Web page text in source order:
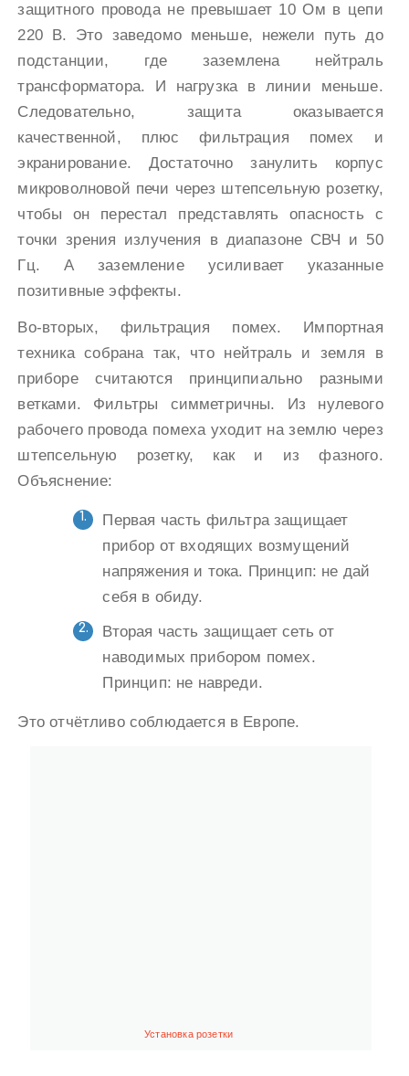
защитного провода не превышает 10 Ом в цепи
220 В. Это заведомо меньше, нежели путь до
подстанции, где заземлена нейтраль
трансформатора. И нагрузка в линии меньше.
Следовательно, защита оказывается
качественной, плюс фильтрация помех и
экранирование. Достаточно занулить корпус
микроволновой печи через штепсельную розетку,
чтобы он перестал представлять опасность с
точки зрения излучения в диапазоне СВЧ и 50
Гц. А заземление усиливает указанные
позитивные эффекты.
Во-вторых, фильтрация помех. Импортная
техника собрана так, что нейтраль и земля в
приборе считаются принципиально разными
ветками. Фильтры симметричны. Из нулевого
рабочего провода помеха уходит на землю через
штепсельную розетку, как и из фазного.
Объяснение:
Первая часть фильтра защищает
прибор от входящих возмущений
напряжения и тока. Принцип: не дай
себя в обиду.
Вторая часть защищает сеть от
наводимых прибором помех.
Принцип: не навреди.
Это отчётливо соблюдается в Европе.
Установка розетки